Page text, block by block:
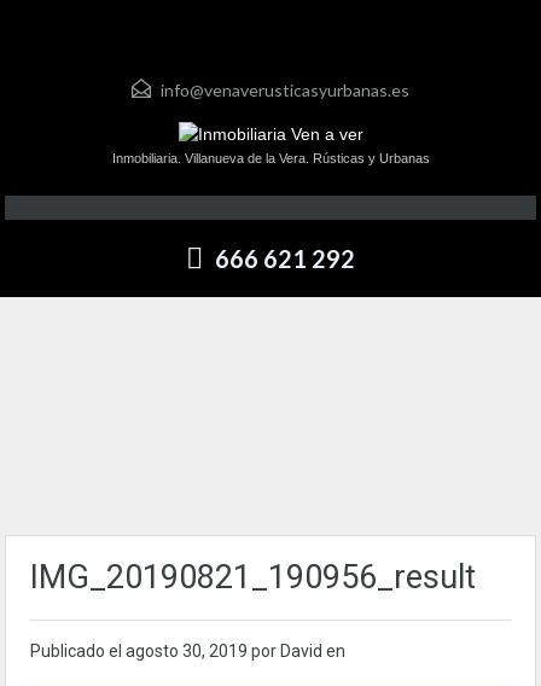
info@venaverusticasyurbanas.es
Inmobiliaria. Villanueva de la Vera. Rústicas y Urbanas
666 621 292
IMG_20190821_190956_result
Publicado el agosto 30, 2019 por David en